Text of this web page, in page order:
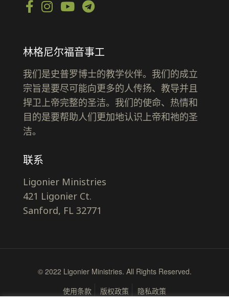
林格尼尔福音事工
我们是史普罗博士的教学伙伴。我们的成立
宗旨是要尽可能向更多的人传扬、教导并且
捍卫上帝完整的圣洁。我们的使命、热情和
目的是要帮助人们更加地认识上帝和祂的圣
洁。
联系
Ligonier Ministries
421 Ligonier Ct.
Sanford, FL 32771
© 2022 Ligonier Ministries. All Rights Reserved.
使用条款
版权政策 隐私政策